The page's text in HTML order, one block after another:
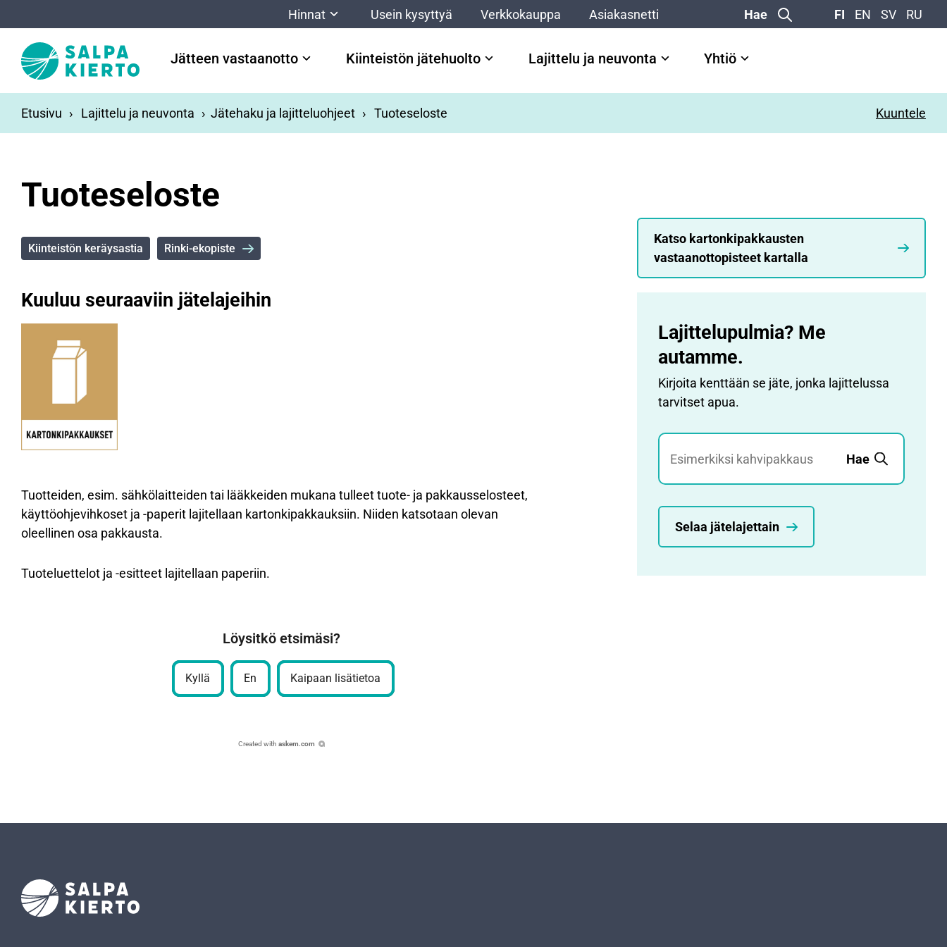
Hinnat Usein kysyttyä Verkkokauppa Asiakasnetti Hae FI EN SV RU
Jätteen vastaanotto Kiinteistön jätehuolto Lajittelu ja neuvonta Yhtiö
Etusivu Lajittelu ja neuvonta Jätehaku ja lajitteluohjeet Tuoteseloste Kuuntele
Tuoteseloste
Kiinteistön keräysastia Rinki-ekopiste
Kuuluu seuraaviin jätelajeihin
Tuotteiden, esim. sähkölaitteiden tai lääkkeiden mukana tulleet tuote- ja pakkausselosteet,
käyttöohjevihkoset ja -paperit lajitellaan kartonkipakkauksiin. Niiden katsotaan olevan
oleellinen osa pakkausta.
Tuoteluettelot ja -esitteet lajitellaan paperiin.
Katso kartonkipakkausten
vastaanottopisteet kartalla
Lajittelupulmia? Me
autamme.
Kirjoita kenttään se jäte, jonka lajittelussa
tarvitset apua.
Jätehaku
Hae
Selaa jätelajettain
Löysitkö etsimäsi?
Kyllä En Kaipaan lisätietoa
Created with askem.com